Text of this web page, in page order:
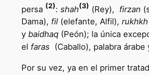
persa (2): shah(3) (Rey), firzan
Dama), fil(elefante, Alfil), rukhkh
y baidhaq(Peón); la única
el faras (Caballo), palabra árabe
Por su vez, ya en el primer